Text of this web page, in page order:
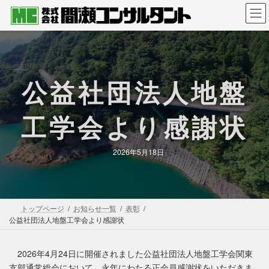
テ
ン
ツ
へ
ス
キ
ッ
プ
ゲ
ー
シ
ョ
ン
に
移
動
公益社団法人地盤
工学会より感謝状
2026年5月18日
トップページ お知らせ一覧
表彰
公益社団法人地盤工学会より感謝状
2026年4月24日に開催されました公益社団法人地盤工学会関東